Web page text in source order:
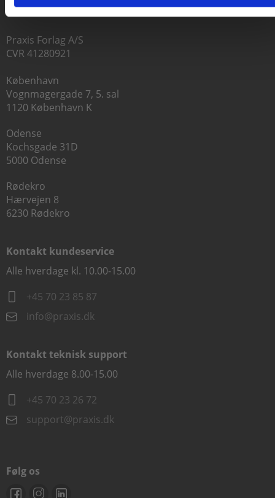
Praxis Forlag A/S
CVR 41280921
København
Vognmagergade 7, 5. sal
1120 København K
Odense
Kochsgade 31D
5000 Odense
Rødekro
Hærvejen 8
6230 Rødekro
Kontakt kundeservice
Alle hverdage kl. 10.00-15.00
+45 70 23 85 87
info@praxis.dk
Kontakt teknisk support
Alle hverdage 8.00-15.00
+45 70 23 26 72
support@praxis.dk
Følg os